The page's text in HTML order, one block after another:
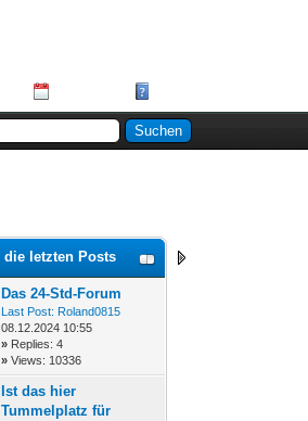
die letzten Posts
Das 24-Std-Forum
Last Post: Roland0815
08.12.2024 10:55
» Replies: 4
»Views: 10336
Ist das hier
Tummelplatz für